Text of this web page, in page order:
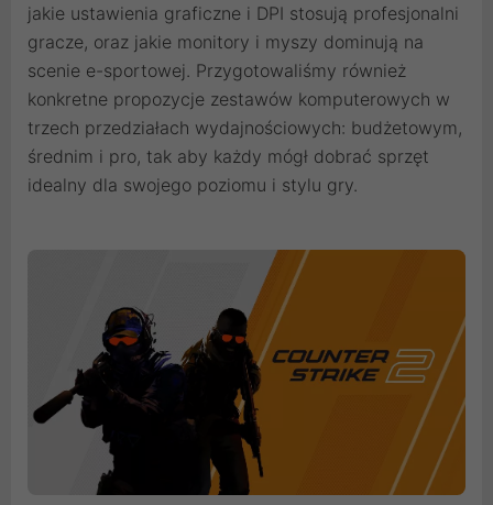
jakie ustawienia graficzne i DPI stosują profesjonalni
gracze, oraz jakie monitory i myszy dominują na
scenie e-sportowej. Przygotowaliśmy również
konkretne propozycje zestawów komputerowych w
trzech przedziałach wydajnościowych: budżetowym,
średnim i pro, tak aby każdy mógł dobrać sprzęt
idealny dla swojego poziomu i stylu gry.